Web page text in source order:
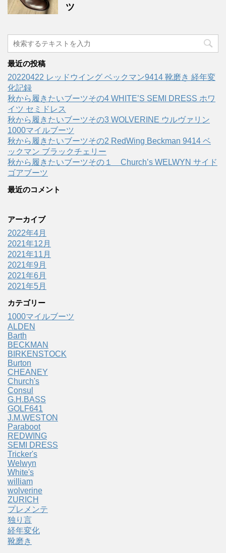
ツ
最近の投稿
20220422 レッドウイング ベックマン9414 靴磨き 経年変
化記録
秋から履きたいブーツその4 WHITE’S SEMI DRESS ホワ
イツ セミドレス
秋から履きたいブーツその3 WOLVERINE ウルヴァリン
1000マイルブーツ
秋から履きたいブーツその2 RedWing Beckman 9414 ベ
ックマン ブラックチェリー
秋から履きたいブーツその１ Church’s WELWYN サイド
ゴアブーツ
最近のコメント
アーカイブ
2022年4月
2021年12月
2021年11月
2021年9月
2021年6月
2021年5月
カテゴリー
1000マイルブーツ
ALDEN
Barth
BECKMAN
BIRKENSTOCK
Burton
CHEANEY
Church's
Consul
G.H.BASS
GOLF641
J.M.WESTON
Paraboot
REDWING
SEMI DRESS
Tricker's
Welwyn
White's
william
wolverine
ZURICH
プレメンテ
独り言
経年変化
靴磨き